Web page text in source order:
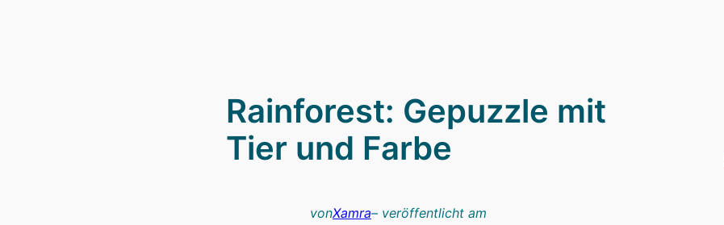
Rainforest: Gepuzzle mit
Tier und Farbe
vonXamra– veröffentlicht am